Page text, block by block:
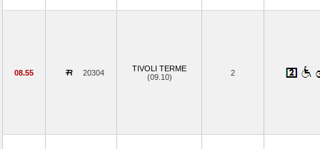
08.55 20304
TIVOLI TERME
(09.10)
2